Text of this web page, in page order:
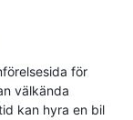
för
välkända
kan hyra en bil